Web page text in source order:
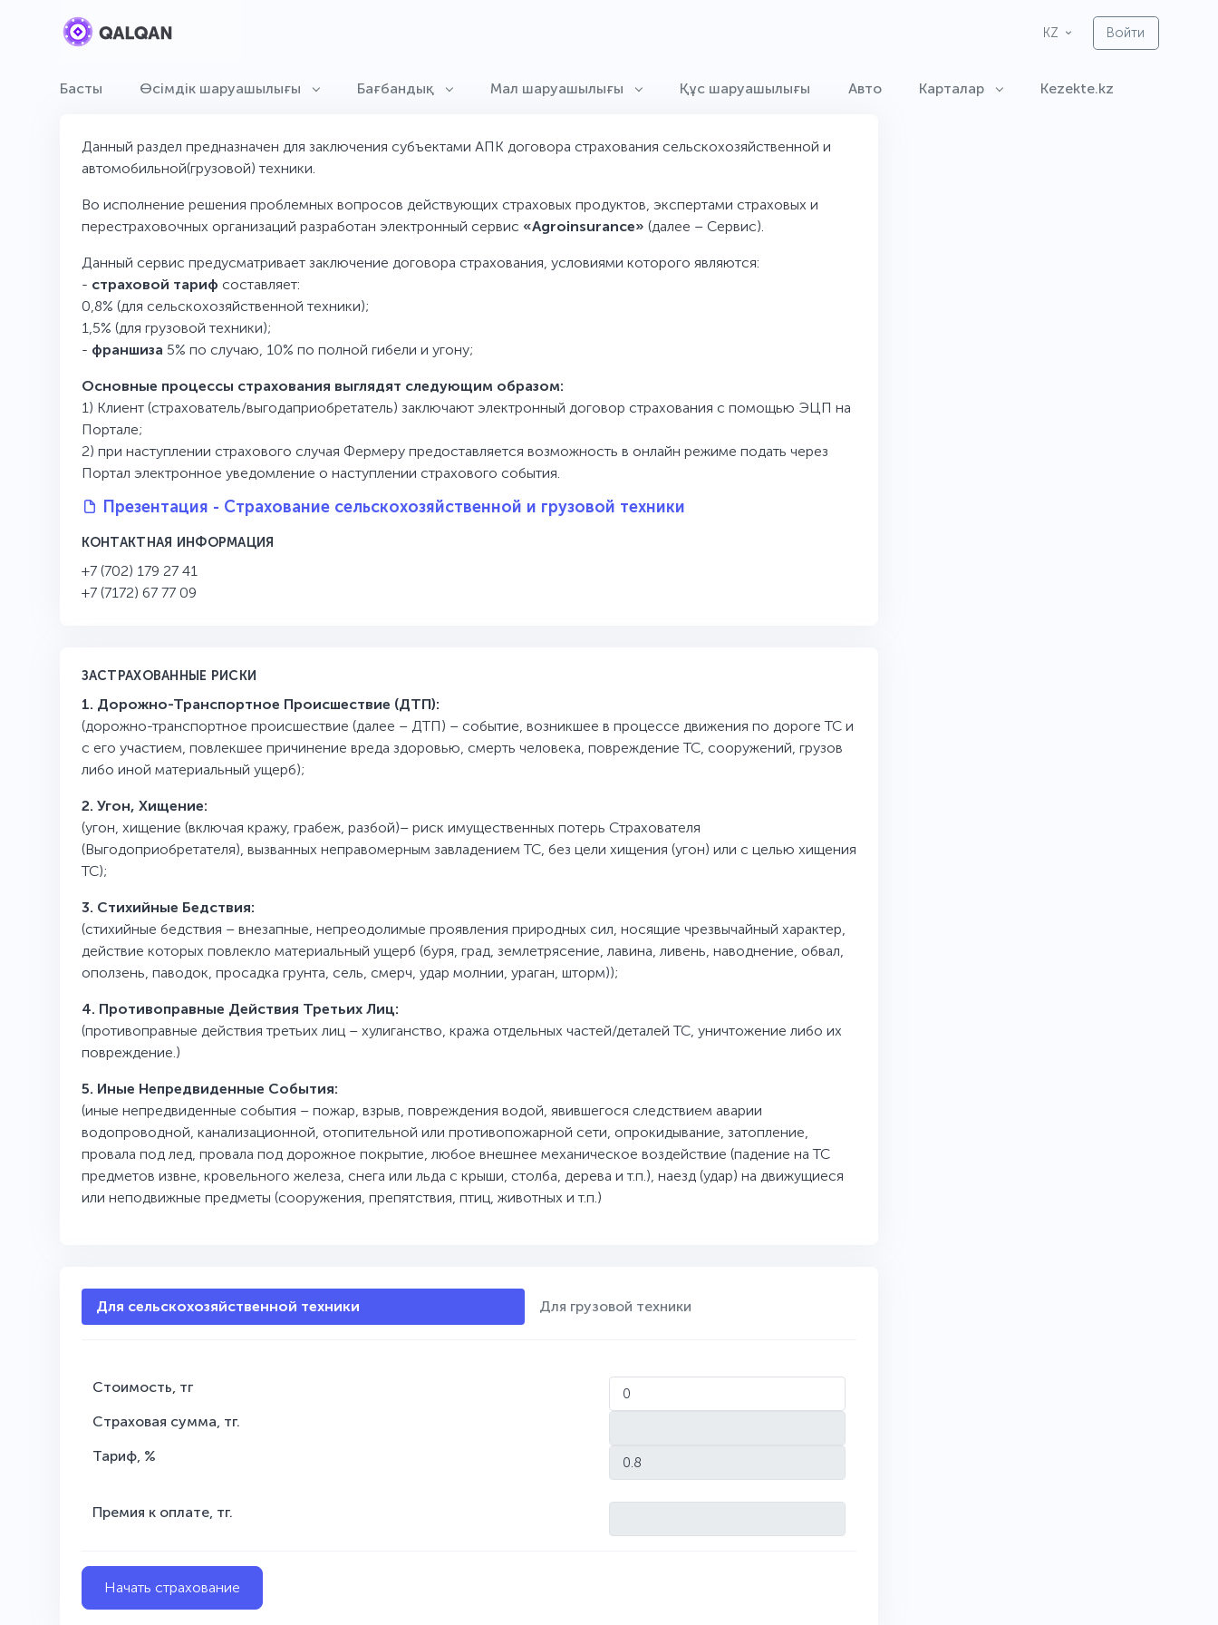
KZ Войти
Басты Өсімдік шаруашылығы Бағбандық Мал шаруашылығы Құс шаруашылығы Авто Карталар Kezekte.kz
Данный раздел предназначен для заключения субъектами АПК договора страхования сельскохозяйственной и
автомобильной(грузовой) техники.
Во исполнение решения проблемных вопросов действующих страховых продуктов, экспертами страховых и
перестраховочных организаций разработан электронный сервис «Agroinsurance» (далее – Сервис).
Данный сервис предусматривает заключение договора страхования, условиями которого являются:
- страховой тариф составляет:
0,8% (для сельскохозяйственной техники);
1,5% (для грузовой техники);
- франшиза 5% по случаю, 10% по полной гибели и угону;
Основные процессы страхования выглядят следующим образом:
1) Клиент (страхователь/выгодаприобретатель) заключают электронный договор страхования с помощью ЭЦП на
Портале;
2) при наступлении страхового случая Фермеру предоставляется возможность в онлайн режиме подать через
Портал электронное уведомление о наступлении страхового события.
Презентация - Страхование сельскохозяйственной и грузовой техники
КОНТАКТНАЯ ИНФОРМАЦИЯ
+7 (702) 179 27 41
+7 (7172) 67 77 09
ЗАСТРАХОВАННЫЕ РИСКИ
1. Дорожно-Транспортное Происшествие (ДТП):
(дорожно-транспортное происшествие (далее – ДТП) – событие, возникшее в процессе движения по дороге ТС и
с его участием, повлекшее причинение вреда здоровью, смерть человека, повреждение ТС, сооружений, грузов
либо иной материальный ущерб);
2. Угон, Хищение:
(угон, хищение (включая кражу, грабеж, разбой)– риск имущественных потерь Страхователя
(Выгодоприобретателя), вызванных неправомерным завладением ТС, без цели хищения (угон) или с целью хищения
ТС);
3. Стихийные Бедствия:
(стихийные бедствия – внезапные, непреодолимые проявления природных сил, носящие чрезвычайный характер,
действие которых повлекло материальный ущерб (буря, град, землетрясение, лавина, ливень, наводнение, обвал,
оползень, паводок, просадка грунта, сель, смерч, удар молнии, ураган, шторм));
4. Противоправные Действия Третьих Лиц:
(противоправные действия третьих лиц – хулиганство, кража отдельных частей/деталей ТС, уничтожение либо их
повреждение.)
5. Иные Непредвиденные События:
(иные непредвиденные события – пожар, взрыв, повреждения водой, явившегося следствием аварии
водопроводной, канализационной, отопительной или противопожарной сети, опрокидывание, затопление,
провала под лед, провала под дорожное покрытие, любое внешнее механическое воздействие (падение на ТС
предметов извне, кровельного железа, снега или льда с крыши, столба, дерева и т.п.), наезд (удар) на движущиеся
или неподвижные предметы (сооружения, препятствия, птиц, животных и т.п.)
Для сельскохозяйственной техники Для грузовой техники
Стоимость, тг
Страховая сумма, тг.
Тариф, %
Премия к оплате, тг.
Начать страхование